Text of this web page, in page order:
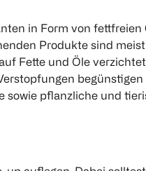
in Form von
Produkte sind
Fette und Öle
sowie pflanzliche und